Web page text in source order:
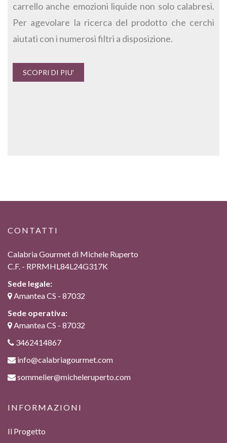
carrello anche emozioni liquide non solo calabresi.
Per agevolare la ricerca del prodotto che cerchi
aiutati con i numerosi filtri a disposizione.
SCOPRI DI PIU'
CONTATTI
Calabria Gourmet di Michele Ruperto
C.F. - RPRMHL84L24G317K
Sede legale:
Amantea CS - 87032
Sede operativa:
Amantea CS - 87032
3462414867
info@calabriagourmet.com
sommelier@micheleruperto.com
INFORMAZIONI
Il Progetto